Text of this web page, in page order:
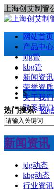
上海创艾制管
网站首页
产品中心
jdg管
kbg管
新闻资讯
荣誉资质
关于我们
联系我们
$
热门搜索: kbg
新闻资讯
jdg动态
kbg动态
行业资讯